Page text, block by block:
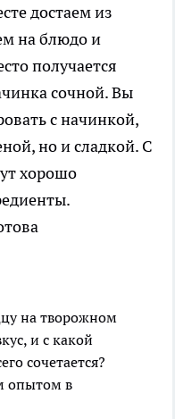
достаем из
на блюдо и
получается
сочной. Вы
с начинкой,
но и сладкой. С
хорошо
на творожном
и с какой
сочетается?
опытом в